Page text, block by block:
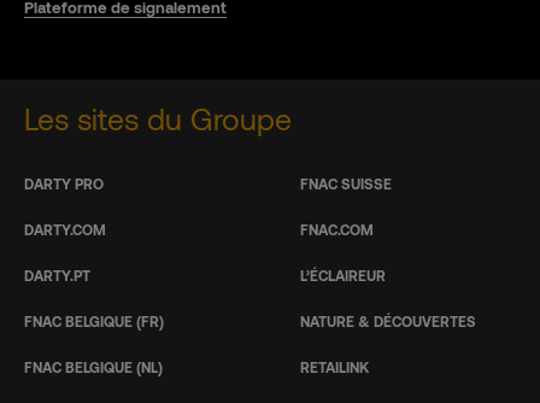
Plateforme de signalement
Les sites du Groupe
DARTY PRO
DARTY.COM
DARTY.PT
FNAC BELGIQUE (FR)
FNAC BELGIQUE (NL)
FNAC SUISSE
FNAC.COM
L’ÉCLAIREUR
NATURE & DÉCOUVERTES
RETAILINK